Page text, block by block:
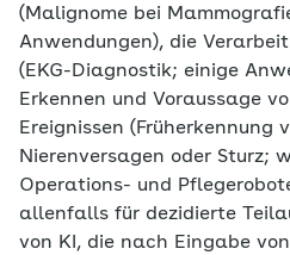
(Malignome bei
Anwendungen), die
(EKG-Diagnostik; einige
Erkennen und Voraussage
Ereignissen (Früherkennung
Nierenversagen oder Sturz;
Operations- und
allenfalls für dezidierte
von KI, die nach Eingabe